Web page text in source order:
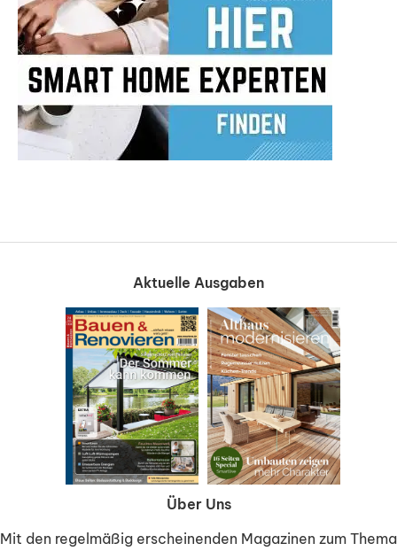
Aktuelle Ausgaben
Über Uns
Mit den regelmäßig erscheinenden Magazinen zum Thema